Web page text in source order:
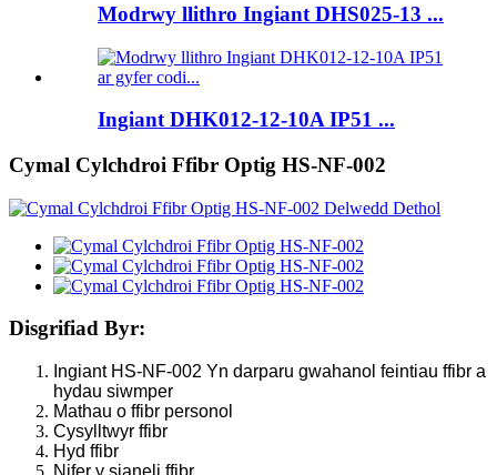
Modrwy llithro Ingiant DHS025-13 ...
Ingiant DHK012-12-10A IP51 ...
Cymal Cylchdroi Ffibr Optig HS-NF-002
Disgrifiad Byr:
Ingiant HS-NF-002 Yn darparu gwahanol feintiau ffibr a
hydau siwmper
Mathau o ffibr personol
Cysylltwyr ffibr
Hyd ffibr